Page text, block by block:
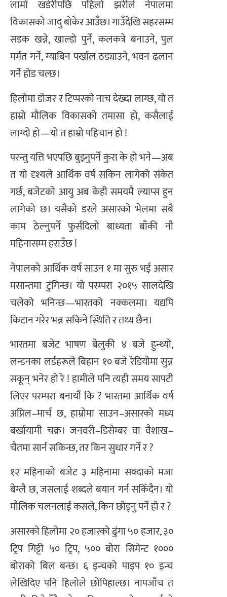
लामो खडेरीपछि पहिलो झरीले नेपालमा
विकासको जादु बोकेर आउँछ। गाउँदेखि सहरसम्म
सडक खन्ने, खाल्डो पुर्ने, कलकत्रे बनाउने, पुल
मर्मत गर्ने, ग्याबिन पर्खाल ठड्याउने, भवन ढलान
गर्ने होड चल्छ।
हिलोमा डोजर र टिप्परको नाच देख्दा लाग्छ, यो त
हाम्रो मौलिक विकासको तमासा हो, कसैलाई
लाग्दो हो—यो त हाम्रो पहिचान हो !
परन्तु यत्ति भएपछि बुझ्नुपर्ने कुरा के हो भने—अब
त यो दृश्यले आर्थिक वर्ष सकिन लागेको संकेत
गर्छ, बजेटको आयु अब केही समयमै ल्याप्स हुन
लागेको छ। यसैको डरले असारको भेलमा सबै
काम ठेल्नुपर्ने फुर्सदिलो बाध्यता बाँकी नौ
महिनासम्म हराउँछ !
नेपालको आर्थिक वर्ष साउन १ मा सुरु भई असार
मसान्तमा टुंगिन्छ। यो परम्परा २०१५ सालदेखि
चलेको भनिन्छ—भारतको नक्कलमा। यद्यपि
किटान गरेर भन्न सकिने स्थिति र तथ्य छैन।
भारतमा बजेट भाषण बेलुकी ४ बजे हुन्थ्यो,
लन्डनका लर्डहरूले बिहान १० बजे रेडियोमा सुन्न
सकून् भनेर हो रे ! हामीले पनि त्यही समय सापटी
लिएर परम्परा बनायौं कि ? भारतमा आर्थिक वर्ष
अप्रिल–मार्च छ, हाम्रोमा साउन–असारको मध्य
बर्खायामी चक्र। जनवरी–डिसेम्बर वा वैशाख–
चैतमा सार्न सकिन्छ, तर किन सुधार गर्ने र ?
१२ महिनाको बजेट ३ महिनामा सक्दाको मजा
बेग्लै छ, जसलाई शब्दले बयान गर्न सकिँदैन। यो
मौलिक चलनलाई कसले, किन छोड्नु पर्ने हो र ?
असारको हिलोमा २० हजारको ढुंगा ५० हजार, ३०
ट्रिप गिट्टी ५० ट्रिप, ५०० बोरा सिमेन्ट १०००
बोराको बिल बन्छ। ६ इन्चको पाइप १० इन्च
लेखिदिए पनि हिलोले छोपिहाल्छ। नापजाँच त